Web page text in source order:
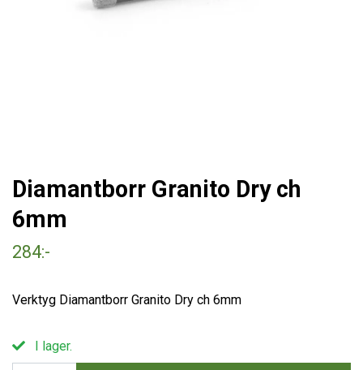
Diamantborr Granito Dry ch
6mm
284:-
Verktyg Diamantborr Granito Dry ch 6mm
I lager.